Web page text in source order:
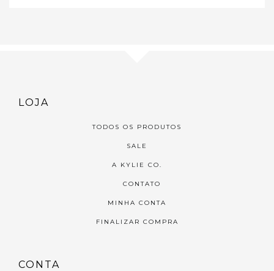
LOJA
TODOS OS PRODUTOS
SALE
A KYLIE CO.
CONTATO
MINHA CONTA
FINALIZAR COMPRA
CONTA